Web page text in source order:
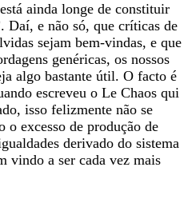
ainda longe de constituir
Daí, e não só, que críticas de
sejam bem-vindas, e que
genéricas, os nossos
algo bastante útil. O facto é
escreveu o Le Chaos qui
isso felizmente não se
excesso de produção de
derivado do sistema
vindo a ser cada vez mais